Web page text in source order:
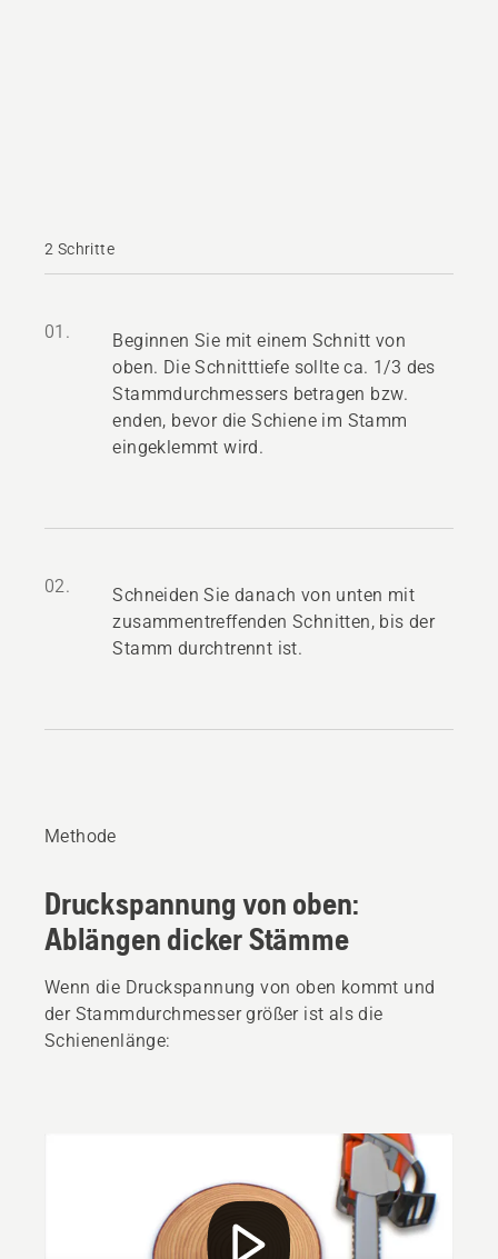
2 Schritte
01.
Beginnen Sie mit einem Schnitt von
oben. Die Schnitttiefe sollte ca. 1/3 des
Stammdurchmessers betragen bzw.
enden, bevor die Schiene im Stamm
eingeklemmt wird.
02.
Schneiden Sie danach von unten mit
zusammentreffenden Schnitten, bis der
Stamm durchtrennt ist.
Methode
Druckspannung von oben:
Ablängen dicker Stämme
Wenn die Druckspannung von oben kommt und
der Stammdurchmesser größer ist als die
Schienenlänge: